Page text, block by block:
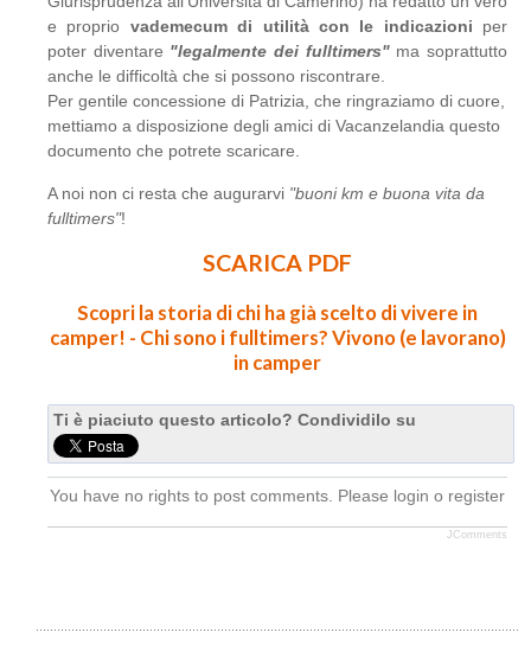
e proprio vademecum di utilità con le indicazioni per
poter diventare "legalmente dei fulltimers"ma soprattutto
anche le difficoltà che si possono riscontrare.
Per gentile concessione di Patrizia, che ringraziamo di cuore,
mettiamo a disposizione degli amici di Vacanzelandia questo
documento che potrete scaricare.
A noi non ci resta che augurarvi "buoni km e buona vita da
fulltimers"!
SCARICA PDF
Scopri la storia di chi ha già scelto di vivere in
camper! - Chi sono i fulltimers? Vivono (e lavorano)
in camper
Ti è piaciuto questo articolo? Condividilo su
You have no rights to post comments. Please login o register
JComments